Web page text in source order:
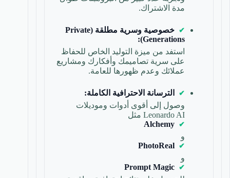
مدة الاشتراك.
خصوصية وسرية مطلقة (Private
Generations):
استفد من ميزة التوليد الخاص للحفاظ
على سرية تصاميمك وأفكارك ومشاريع
عملائك وعدم ظهورها للعامة.
الترسانة الاحترافية الكاملة:
وصول إلى أقوى أدوات وموديلات
Leonardo AI مثل
Alchemy
و
PhotoReal
و
Prompt Magic